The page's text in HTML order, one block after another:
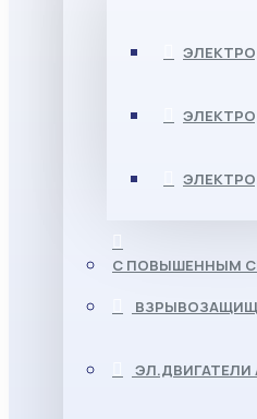
С ПОВЫШЕННЫМ
ЭЛ.ДВИГАТЕЛИ